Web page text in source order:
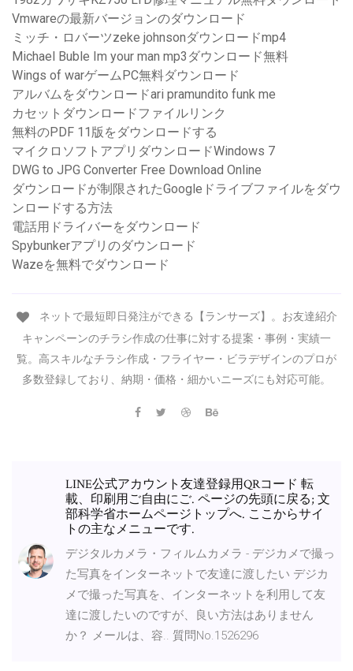
Vmwareの最新バージョンのダウンロード
ミッチ・ロバーツzeke johnsonダウンロードmp4
Michael Buble Im your man mp3ダウンロード無料
Wings of warゲームPC無料ダウンロード
アルバムをダウンロードari pramundito funk me
カセットダウンロードファイルリンク
無料のPDF 11版をダウンロードする
マイクロソフトアプリダウンロードWindows 7
DWG to JPG Converter Free Download Online
ダウンロードが制限されたGoogleドライブファイルをダウ
ンロードする方法
電話用ドライバーをダウンロード
Spybunkerアプリのダウンロード
Wazeを無料でダウンロード
ネットで最短即日発注ができる【ランサーズ】。お友達紹介
キャンペーンのチラシ作成の仕事に対する提案・事例・実績一
覧。高スキルなチラシ作成・フライヤー・ビラデザインのプロが
多数登録しており、納期・価格・細かいニーズにも対応可能。
LINE公式アカウント友達登録用QRコード 転
載、印刷用ご自由にご. ページの先頭に戻る; 文
部科学省ホームページトップへ. ここからサイ
トの主なメニューです.
デジタルカメラ・フィルムカメラ - デジカメで撮っ
た写真をインターネットで友達に渡したい デジカ
メで撮った写真を、インターネットを利用して友
達に渡したいのですが、良い方法はありません
か？ メールは、容.. 質問No.1526296